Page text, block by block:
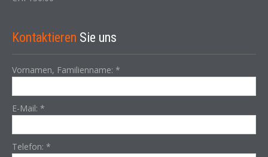
Kontaktieren Sie uns
Vornamen, Familienname: *
E-Mail: *
Telefon: *